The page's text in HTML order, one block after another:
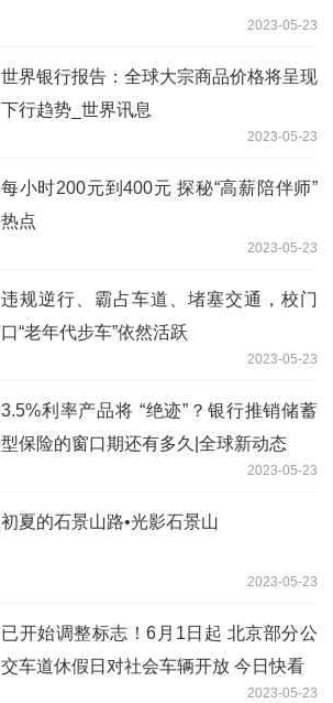
2023-05-23
世界银行报告：全球大宗商品价格将呈现
下行趋势_世界讯息
2023-05-23
每小时200元到400元 探秘“高薪陪伴师”
热点
2023-05-23
违规逆行、霸占车道、堵塞交通，校门
口“老年代步车”依然活跃
2023-05-23
3.5%利率产品将 “绝迹”？银行推销储蓄
型保险的窗口期还有多久|全球新动态
2023-05-23
初夏的石景山路•光影石景山
2023-05-23
已开始调整标志！6月1日起 北京部分公
交车道休假日对社会车辆开放 今日快看
2023-05-23